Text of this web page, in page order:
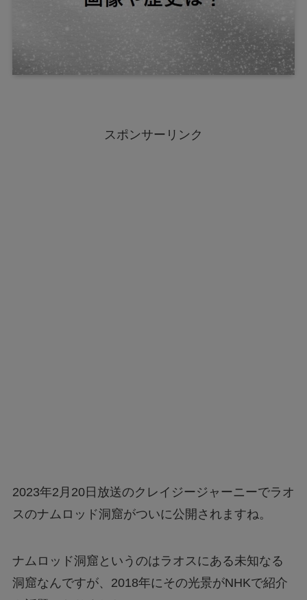
スポンサーリンク
2023年2月20日放送のクレイジージャーニーでラオ
スのナムロッド洞窟がついに公開されますね。
ナムロッド洞窟というのはラオスにある未知なる
洞窟なんですが、2018年にその光景がNHKで紹介